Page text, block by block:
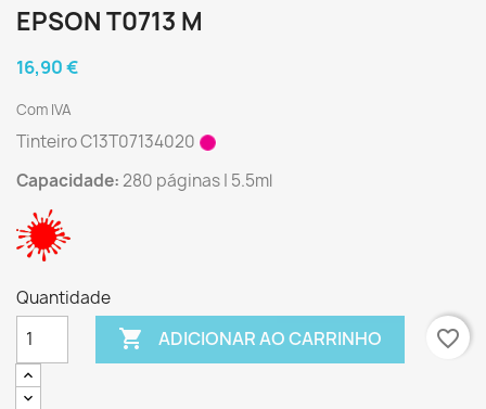
EPSON T0713 M
16,90 €
Com IVA
Tinteiro C13T07134020
Capacidade:280 páginas | 5.5ml
Quantidade
 ADICIONAR AO CARRINHO favorite_border